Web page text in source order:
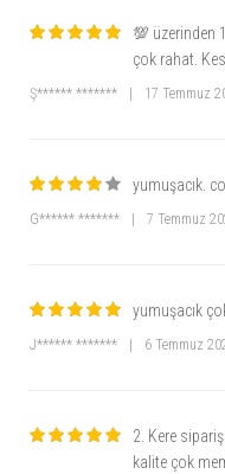
💯 üzerinden
çok rahat.
Ş****** ******* 17 Temmuz
yumuşacık.
G****** ******* 7 Temmuz
yumuşacık
J****** ******* 6 Temmuz
2. Kere
kalite çok